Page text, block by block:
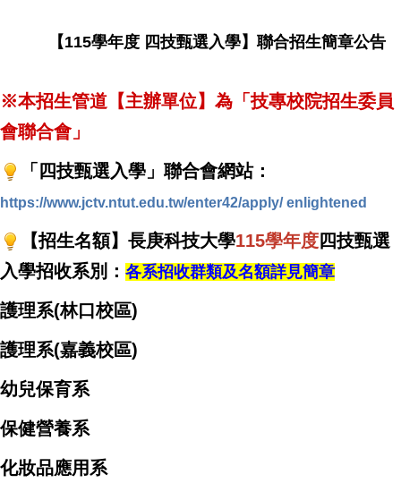
【115學年度 四技甄選入學】聯合招生簡章公告
※本招生管道【主辦單位】為「技專校院招生委員
會聯合會」
「四技甄選入學」聯合會網站：
https://www.jctv.ntut.edu.tw/enter42/apply/ enlightened
【招生名額】長庚科技大學115學年度四技甄選
入學招收系別： 各系招收群類及名額詳見簡章
護理系(林口校區)
護理系(嘉義校區)
幼兒保育系
保健營養系
化妝品應用系